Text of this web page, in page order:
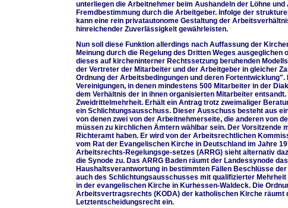
unterliegen die Arbeitnehmer beim Aushandeln der Löhne
Fremdbestimmung durch die Arbeitgeber. Infolge der
kann eine rein privatautonome Gestaltung der
hinreichender Zuverlässigkeit gewährleisten.
Nun soll diese Funktion allerdings nach Auffassung der
Meinung durch die Regelung des Dritten Weges
dieses auf kircheninterner Rechtssetzung beruhenden
der Vertreter der Mitarbeiter und der Arbeitgeber in gleicher
Ordnung der Arbeitsbedingungen und deren
Vereinigungen, in denen mindestens 500 Mitarbeiter in der
dem Verhältnis der in ihnen organisierten Mitarbeiter
Zweidrittelmehrheit. Erhält ein Antrag trotz zweimaliger
ein Schlichtungsausschuss. Dieser Ausschuss besteht aus
von denen zwei von der Arbeitnehmerseite, die anderen von
müssen zu kirchlichen Ämtern wählbar sein. Der Vorsitzende
Richteramt haben. Er wird von der Arbeitsrechtlichen
vom Rat der Evangelischen Kirche in Deutschland im Jahre
Arbeitsrechts-Regelungsge-setzes (ARRG) sieht alternativ
die Synode zu. Das ARRG Baden räumt der Landessynode
Haushaltsverantwortung in bestimmten Fällen Beschlüsse
auch des Schlichtungsausschusses mit qualifizierter Mehrheit
in der evangelischen Kirche in Kurhessen-Waldeck. Die
Arbeitsvertragsrechts (KODA) der katholischen Kirche räumt
Letztentscheidungsrecht ein.